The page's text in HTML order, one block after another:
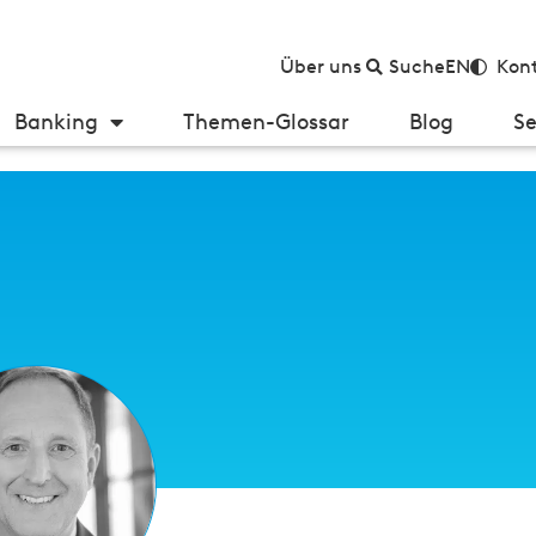
Über uns SucheEN
Banking Themen-Glossar Blog